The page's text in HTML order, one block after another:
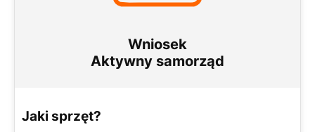
Wniosek
Aktywny samorząd
Jaki sprzęt?